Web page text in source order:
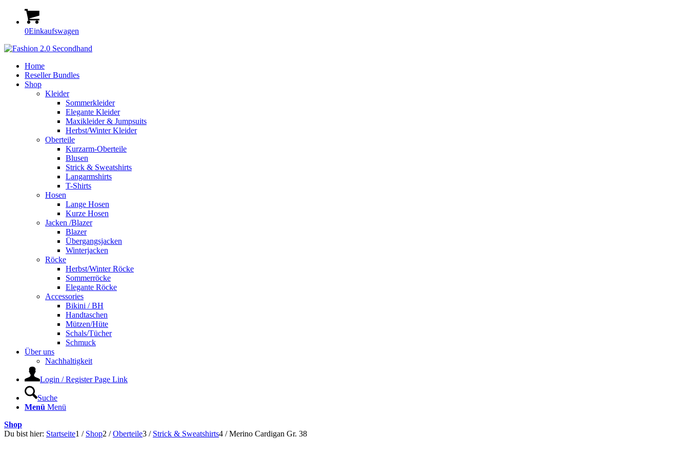
0Einkaufswagen
Home
Reseller Bundles
Shop
Kleider
Sommerkleider
Elegante Kleider
Maxikleider & Jumpsuits
Herbst/Winter Kleider
Oberteile
Kurzarm-Oberteile
Blusen
Strick & Sweatshirts
Langarmshirts
T-Shirts
Hosen
Lange Hosen
Kurze Hosen
Jacken /Blazer
Blazer
Übergangsjacken
Winterjacken
Röcke
Herbst/Winter Röcke
Sommerröcke
Elegante Röcke
Accessories
Bikini / BH
Handtaschen
Mützen/Hüte
Schals/Tücher
Schmuck
Über uns
Nachhaltigkeit
Login / Register Page Link
Suche
Menü Menü
Shop
Du bist hier: Startseite1 / Shop2 / Oberteile3 / Strick & Sweatshirts4 / Merino Cardigan Gr. 38